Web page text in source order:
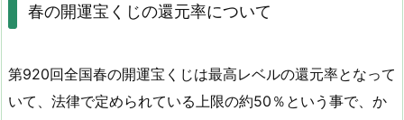
春の開運宝くじの還元率について
第920回全国春の開運宝くじは最高レベルの還元率となって
いて、法律で定められている上限の約50％という事で、か